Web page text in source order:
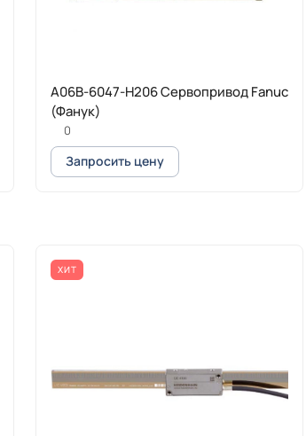
A06B-6047-H206 Сервопривод Fanuc
(Фанук)
0
Запросить цену
ХИТ